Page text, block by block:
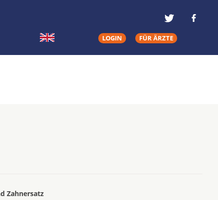
LOGIN FÜR ÄRZTE
Zahnersatz